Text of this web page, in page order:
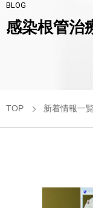
BLOG
感染根管治
TOP 新着情報一覧